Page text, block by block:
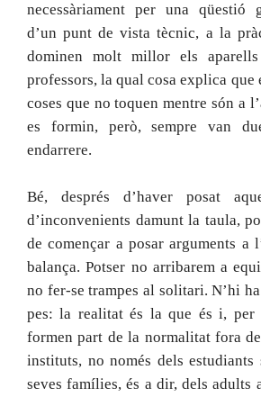
necessàriament per una qüestió
d’un punt de vista tècnic, a la
dominen molt millor els
professors, la qual cosa explica
coses que no toquen mentre són a
es formin, però, sempre van
endarrere.
Bé, després d’haver posat
d’inconvenients damunt la taula,
de començar a posar arguments a
balança. Potser no arribarem a
no fer-se trampes al solitari. N’hi
pes: la realitat és la que és i, per
formen part de la normalitat fora
instituts, no només dels estudiants
seves famílies, és a dir, dels adults